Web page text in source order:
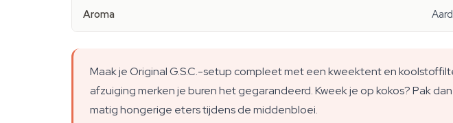
Aroma
Maak je Original G.S.C.-setup compleet met een kweektent en
afzuiging merken je buren het gegarandeerd. Kweek je op kokos? Pak
matig hongerige eters tijdens de middenbloei.